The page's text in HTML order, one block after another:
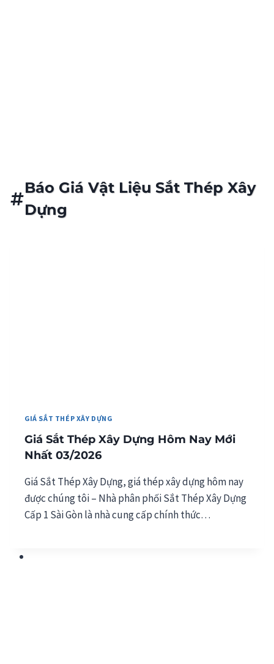
Báo Giá Vật Liệu Sắt Thép Xây
Dựng
GIÁ SẮT THÉP XÂY DỰNG
Giá Sắt Thép Xây Dựng Hôm Nay Mới
Nhất 03/2026
Giá Sắt Thép Xây Dựng, giá thép xây dựng hôm nay
được chúng tôi – Nhà phân phối Sắt Thép Xây Dựng
Cấp 1 Sài Gòn là nhà cung cấp chính thức…